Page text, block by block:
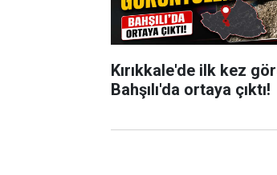
Kırıkkale'de ilk kez
Bahşılı'da ortaya çıktı!